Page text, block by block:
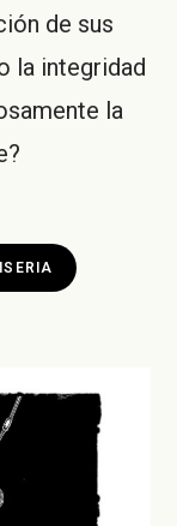
de sus
la integridad
la